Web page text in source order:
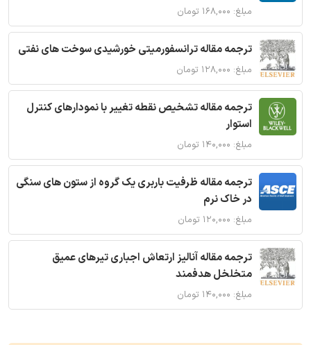
مبلغ: ۱۶۸,۰۰۰ تومان
ترجمه مقاله ترانسفورمیتی خورشیدی سوخت های نفتی
مبلغ: ۱۲۸,۰۰۰ تومان
ترجمه مقاله تشخیص نقطه تغییر با نمودارهای کنترل
استوار
مبلغ: ۱۴۰,۰۰۰ تومان
ترجمه مقاله ظرفیت باربری یک گروه از ستون های سنگی
در خاک نرم
مبلغ: ۱۲۰,۰۰۰ تومان
ترجمه مقاله آنالیز ارتعاش اجباری تیرهای عمیق
متخلخل هدفمند
مبلغ: ۱۴۰,۰۰۰ تومان